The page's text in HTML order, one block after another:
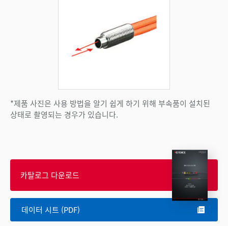
*제품 사진은 사용 방법을 알기 쉽게 하기 위해 부속품이 설치된
상태로 촬영되는 경우가 있습니다.
카탈로그 다운로드
데이터 시트 (PDF)